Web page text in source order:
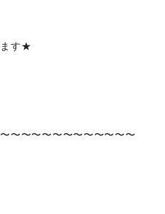
ます★
〜〜〜〜〜〜〜〜〜〜〜〜